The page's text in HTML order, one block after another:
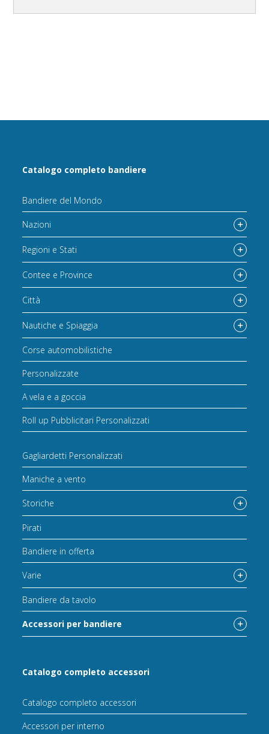
Catalogo completo bandiere
Bandiere del Mondo
Nazioni
Regioni e Stati
Contee e Province
Città
Nautiche e Spiaggia
Corse automobilistiche
Personalizzate
A vela e a goccia
Roll up Pubblicitari Personalizzati
Gagliardetti Personalizzati
Maniche a vento
Storiche
Pirati
Bandiere in offerta
Varie
Bandiere da tavolo
Accessori per bandiere
Catalogo completo accessori
Catalogo completo accessori
Accessori per interno